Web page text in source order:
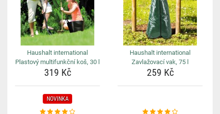
Haushalt international
Plastový multifunkční koš, 30 l
319 Kč
Haushalt international
Zavlažovací vak, 75 l
259 Kč
NOVINKA